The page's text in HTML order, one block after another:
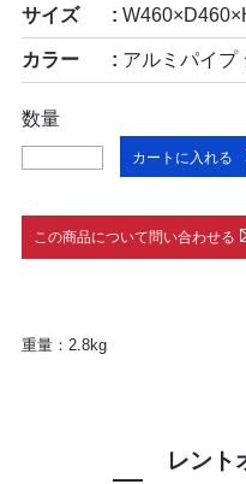
サイズ
カラー アルミパイプ
数量
カートに入れる
この商品について問い合わせる
重量：2.8kg
レント